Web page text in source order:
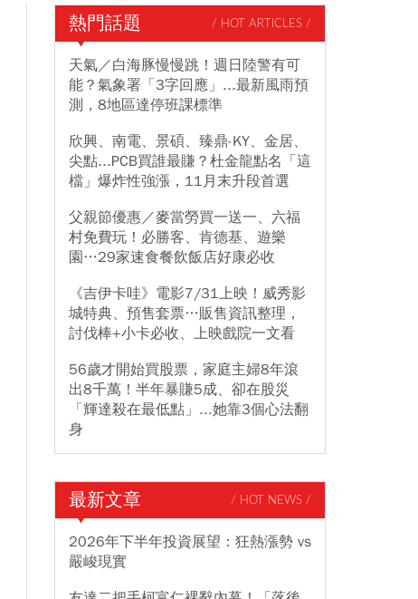
熱門話題 / HOT ARTICLES /
天氣／白海豚慢慢跳！週日陸警有可
能？氣象署「3字回應」...最新風雨預
測，8地區達停班課標準
欣興、南電、景碩、臻鼎-KY、金居、
尖點...PCB買誰最賺？杜金龍點名「這
檔」爆炸性強漲，11月末升段首選
父親節優惠／麥當勞買一送一、六福
村免費玩！必勝客、肯德基、遊樂
園…29家速食餐飲飯店好康必收
《吉伊卡哇》電影7/31上映！威秀影
城特典、預售套票…販售資訊整理，
討伐棒+小卡必收、上映戲院一文看
56歲才開始買股票，家庭主婦8年滾
出8千萬！半年暴賺5成、卻在股災
「輝達殺在最低點」...她靠3個心法翻
身
最新文章 / HOT NEWS /
2026年下半年投資展望：狂熱漲勢 vs
嚴峻現實